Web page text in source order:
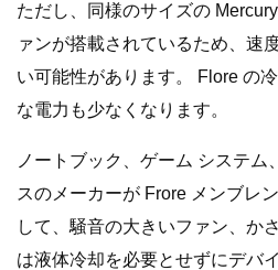
ただし、同様のサイズの
ァンが搭載されているため、速
い可能性があります。 Flore の
な電力も少なくなります。
ノートブック、ゲーム システム
スのメーカーが Frore メンブレ
して、騒音の大きいファン、か
は液体冷却を必要とせずにデバ